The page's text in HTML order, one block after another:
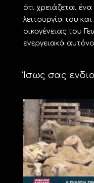
ότι χρειάζεται
λειτουργία του
οικογένειας του
ενεργειακά
Ίσως σας